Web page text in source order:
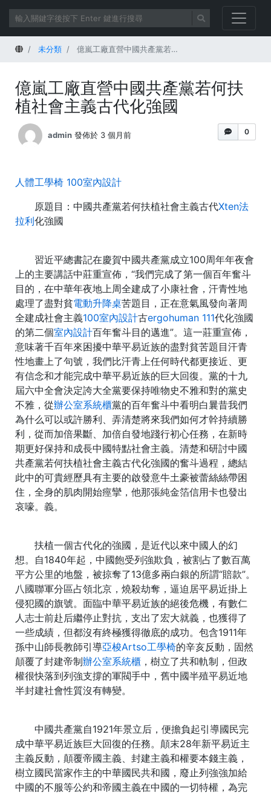
首頁 未分類 億嵐工廠直營中國共產黨若何扶植社會主義古代化強國
億嵐工廠直營中國共產黨若何扶
植社會主義古代化強國
0
admin 發佈於 3 個月前
人體工學椅 100室內設計
原題目：中國共產黨若何扶植社會主義古代Xten法
拉利化強國
習近平總書記在慶賀中國共產黨成立100周年年夜會
上的主要講話中莊重宣佈，“我們完成了第一個百年奮斗
目的，在中華年夜地上周全建成了小康社會，汗青性地
處理了盡對貧電動升降桌苦題目，正在意氣風發向著周
全建成社會主義100室內設計古ergohuman 111代化強國
的第二個室內設計百年奮斗目的邁進”。這一莊重宣佈，
意味著千百年來困擾中華平易近族的盡對貧苦題目汗青
性地畫上了句號，我們比汗青上任何時代都更接近、更
有信念和才能完成中華平易近族的巨大回復。黨的十九
屆六中全會決定誇大全黨要保持唯物史不雅和對的黨史
不雅，從辦公室系統櫃黨的百年奮斗中看明白曩昔我們
為什么可以或許勝利、弄清楚將來我們如何才幹持續勝
利，從而加倍果斷、加倍自發地踐行初心任務，在新時
期更好保持和成長中國特點社會主義。清楚和研討中國
共產黨若何扶植社會主義古代化強國的奮斗過程，總結
此中的可貴經歷具有主要的啟發意牛土豪被蕾絲絲帶困
住，全身的肌肉開始痙攣，他那張純金箔信用卡也發出
哀嚎。義。
扶植一個古代化的強國，是近代以來中國人的幻
想。自1840年起，中國飽受列強欺負，被割占了數百萬
平方公里的地盤，被掠奪了13億多兩白銀的所謂“賠款”。
八國聯軍分區占領北京，燒殺劫奪，逼迫居平易近掛上
侵犯國的旗號。面臨中華平易近族的絕後危機，有數仁
人志士前赴后繼停止對抗，支出了宏大就義，也獲得了
一些成績，但都沒有終極獲得徹底的成功。包含1911年
孫中山師長教師引導亞梭Artso工學椅的辛亥反動，固然
顛覆了封建帝制辦公室系統櫃 ，樹立了共和軌制，但政
權很快落到列強支撐的軍閥手中，舊中國半殖平易近地
半封建社會性質沒有轉變。
中國共產黨自1921年景立后，便擔負起引導國民完
成中華平易近族巨大回復的任務。顛末28年新平易近主
主義反動，顛覆帝國主義、封建主義和權要本錢主義，
樹立國民當家作主的中華國民共和國，廢止列強強加給
中國的不服等公約和帝國主義在中國的一切特權，為完